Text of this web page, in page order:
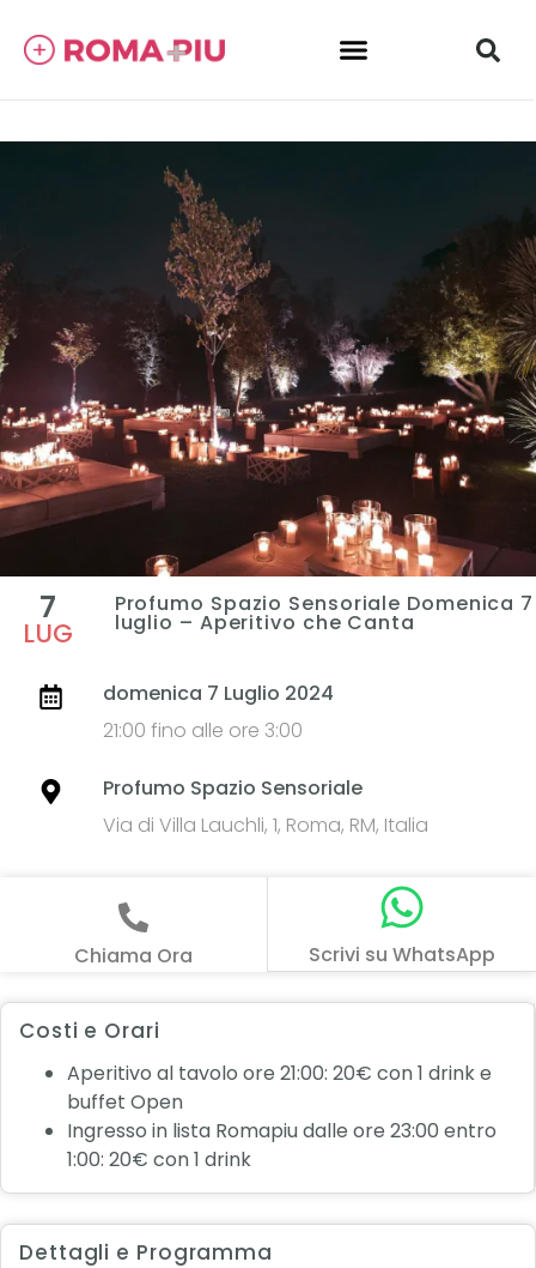
7
LUG
Profumo Spazio Sensoriale Domenica 7
luglio – Aperitivo che Canta
domenica 7 Luglio 2024
21:00 fino alle ore 3:00
Profumo Spazio Sensoriale
Via di Villa Lauchli, 1, Roma, RM, Italia
Chiama Ora Scrivi su WhatsApp
Costi e Orari
Aperitivo al tavolo ore 21:00: 20€ con 1 drink e
buffet Open
Ingresso in lista Romapiu dalle ore 23:00 entro
1:00: 20€ con 1 drink
Dettagli e Programma